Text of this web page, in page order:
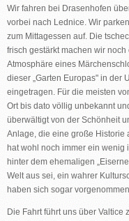
Wir fahren bei Drasenhofen
vorbei nach Lednice. Wir
zum Mittagessen auf. Die
frisch gestärkt machen wir
Atmosphäre eines
dieser „Garten Europas" in der
eingetragen. Für die meisten
Ort bis dato völlig unbekannt
überwältigt von der Schönheit
Anlage, die eine große Historie
hat wohl noch immer ein wenig
hinter dem ehemaligen
Welt aus sei, ein wahrer
haben sich sogar
Die Fahrt führt uns über Valtice